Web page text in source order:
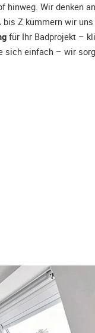
Wir denken
bis Z kümmern wir
für Ihr Badprojekt –
sich einfach – wir